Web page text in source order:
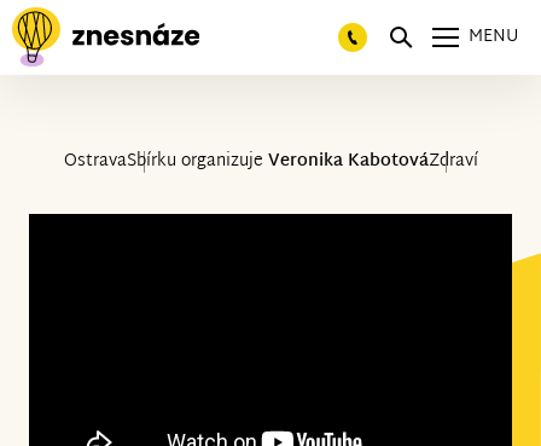
MENU
OstravaSbírku organizuje Veronika KabotováZdraví